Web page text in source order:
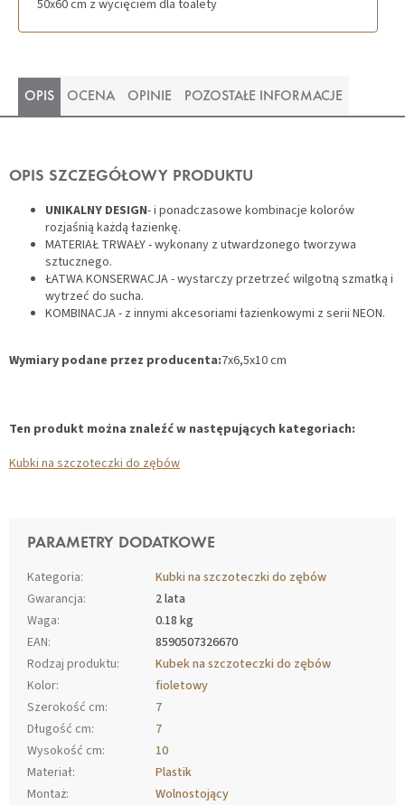
50x60 cm z wycięciem dla toalety
OPIS OCENA OPINIE POZOSTAŁE INFORMACJE
OPIS SZCZEGÓŁOWY PRODUKTU
UNIKALNY DESIGN- i ponadczasowe kombinacje kolorów
rozjaśnią każdą łazienkę.
MATERIAŁ TRWAŁY - wykonany z utwardzonego tworzywa
sztucznego.
ŁATWA KONSERWACJA - wystarczy przetrzeć wilgotną szmatką i
wytrzeć do sucha.
KOMBINACJA - z innymi akcesoriami łazienkowymi z serii NEON.
Wymiary podane przez producenta:7x6,5x10 cm
Ten produkt można znaleźć w następujących kategoriach:
Kubki na szczoteczki do zębów
PARAMETRY DODATKOWE
Kategoria:
Kubki na szczoteczki do zębów
Gwarancja:
2 lata
Waga:
0.18 kg
EAN:
8590507326670
Rodzaj produktu:
Kubek na szczoteczki do zębów
Kolor:
fioletowy
Szerokość cm:
7
Długość cm:
7
Wysokość cm:
10
Materiał:
Plastik
Montaż:
Wolnostojący